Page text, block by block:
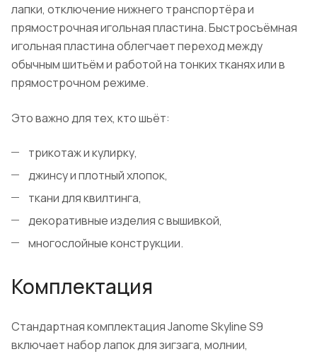
лапки, отключение нижнего транспортёра и
прямострочная игольная пластина. Быстросъёмная
игольная пластина облегчает переход между
обычным шитьём и работой на тонких тканях или в
прямострочном режиме.
Это важно для тех, кто шьёт:
трикотаж и кулирку,
джинсу и плотный хлопок,
ткани для квилтинга,
декоративные изделия с вышивкой,
многослойные конструкции.
Комплектация
Стандартная комплектация Janome Skyline S9
включает набор лапок для зигзага, молнии,